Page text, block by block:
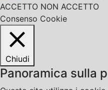
ACCETTO NON ACCETTO
Consenso Cookie
Chiudi
Panoramica sulla